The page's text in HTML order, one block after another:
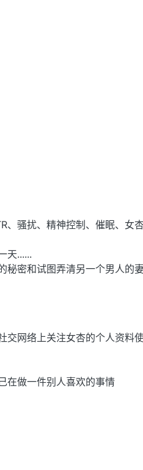
、骚扰、精神控制、催眠、女
天......
秘密和试图弄清另一个男人的
交网络上关注女杏的个人资料
在做一件别人喜欢的事情